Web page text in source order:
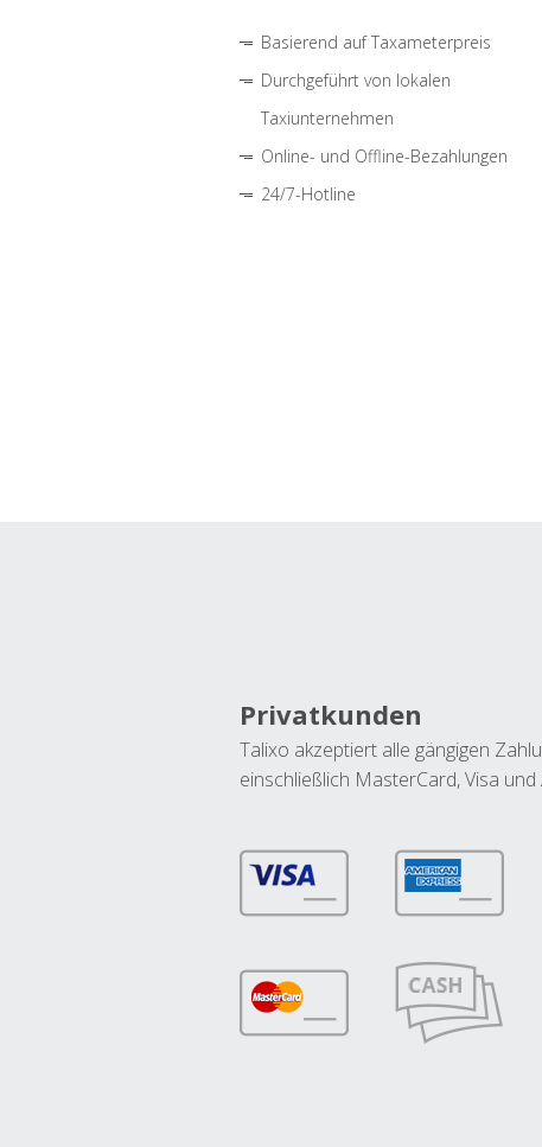
Basierend auf Taxameterpreis
Durchgeführt von lokalen
Taxiunternehmen
Online- und Offline-Bezahlungen
24/7-Hotline
Privatkunden
Talixo akzeptiert alle gängigen
einschließlich MasterCard, Visa